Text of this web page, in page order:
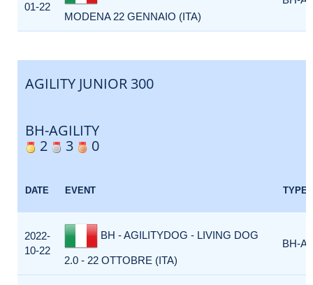
01-22
MODENA 22 GENNAIO (ITA)
AGILITY JUNIOR 300
BH-AGILITY
2
3 0
DATE EVENT TYPE
2022-
10-22
BH - AGILITYDOG - LIVING DOG
2.0 - 22 OTTOBRE (ITA)
BH-